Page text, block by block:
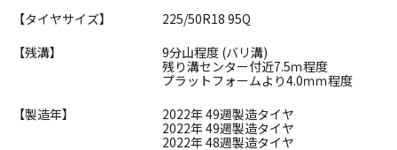
【タイヤサイズ】
225/50R18 95Q
【残溝】
9分山程度 (バリ溝)
残り溝センター付近7.5ｍ程度
プラットフォームより4.0ｍｍ程度
【製造年】
2022年 49週製造タイヤ
2022年 49週製造タイヤ
2022年 48週製造タイヤ